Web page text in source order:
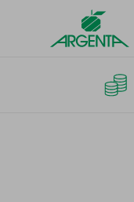
Argenta
Homepage